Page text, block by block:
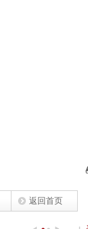
返回首页